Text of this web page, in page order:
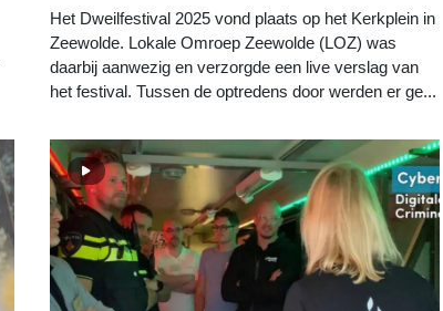
Het Dweilfestival 2025 vond plaats op het Kerkplein in
Zeewolde. Lokale Omroep Zeewolde (LOZ) was
daarbij aanwezig en verzorgde een live verslag van
het festival. Tussen de optredens door werden er ge...